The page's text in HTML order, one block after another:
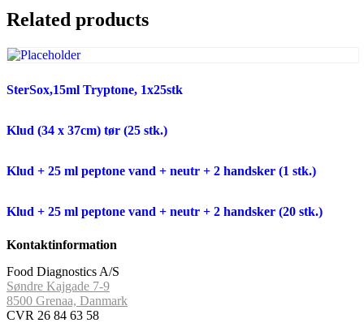
Related products
SterSox,15ml Tryptone, 1x25stk
Klud (34 x 37cm) tør (25 stk.)
Klud + 25 ml peptone vand + neutr + 2 handsker (1 stk.)
Klud + 25 ml peptone vand + neutr + 2 handsker (20 stk.)
Kontaktinformation
Food Diagnostics A/S
Søndre Kajgade 7-9
8500 Grenaa, Danmark
CVR 26 84 63 58